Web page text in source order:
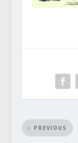
PREVIOUS